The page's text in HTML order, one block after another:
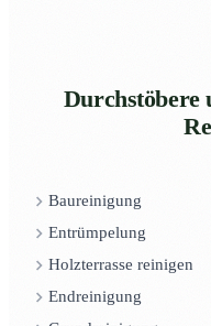
Durchstöbere
Baureinigung
Entrümpelung
Holzterrasse reinigen
Endreinigung